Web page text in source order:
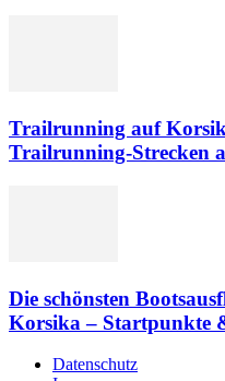
Trailrunning auf
Trailrunning-Strecken
Die schönsten
Korsika – Startpunkte
Datenschutz